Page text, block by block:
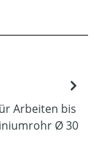
Arbeiten bis
Ø 30